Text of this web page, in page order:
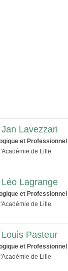
Lavezzari
et Professionnel
de Lille
Lagrange
et Professionnel
de Lille
Pasteur
et Professionnel
de Lille